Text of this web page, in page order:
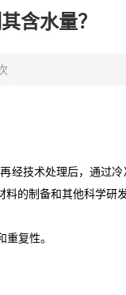
含水量？
经技术处理后，通过
的制备和其他科学研发
复性。